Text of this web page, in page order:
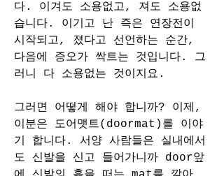
다. 이겨도 소용없고, 져도 소용없
습니다. 이기고 난 즉은 연장전이
시작되고, 졌다고 선언하는 순간,
다음에 증오가 싹트는 것입니다. 그
러니 다 소용없는 것이지요.
그러면 어떻게 해야 합니까? 이제,
이분은 도어맷트(doormat)를 이야
기 합니다. 서양 사람들은 실내에서
도 신발을 신고 들어가니까 door앞